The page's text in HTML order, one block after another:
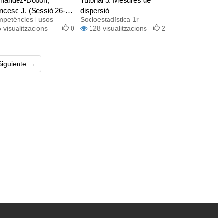
J. (Sessió 26-
i usos
visualitzacions 0
dispersió
Socioestadística 1r
128 visualitzacions 2
→